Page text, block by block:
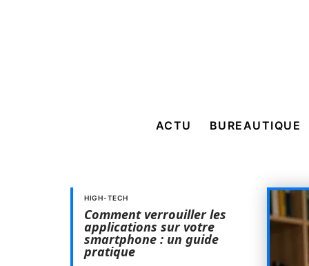
ACTU BUREAUTIQUE
HIGH-TECH
Comment verrouiller les
applications sur votre
smartphone : un guide
pratique